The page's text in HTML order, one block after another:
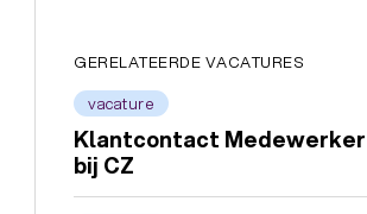
GERELATEERDE VACATURES
vacature
Klantcontact
bij CZ